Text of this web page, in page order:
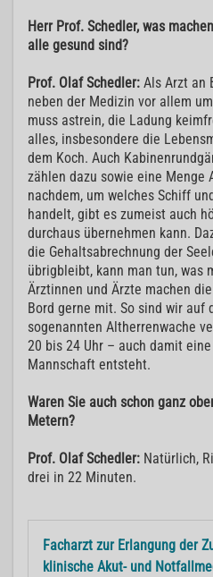
Herr Prof. Schedler, was
alle gesund sind?
Prof. Olaf Schedler: Als Arzt an
neben der Medizin vor allem
muss astrein, die Ladung
alles, insbesondere die
dem Koch. Auch
zählen dazu sowie eine Menge
nachdem, um welches Schiff
handelt, gibt es zumeist auch
durchaus übernehmen kann.
die Gehaltsabrechnung der
übrigbleibt, kann man tun, was
Ärztinnen und Ärzte machen
Bord gerne mit. So sind wir auf
sogenannten Altherrenwache
20 bis 24 Uhr – auch damit
Mannschaft entsteht.
Waren Sie auch schon ganz
Metern?
Prof. Olaf Schedler: Natürlich,
drei in 22 Minuten.
Facharzt zur Erlangung der
klinische Akut- und